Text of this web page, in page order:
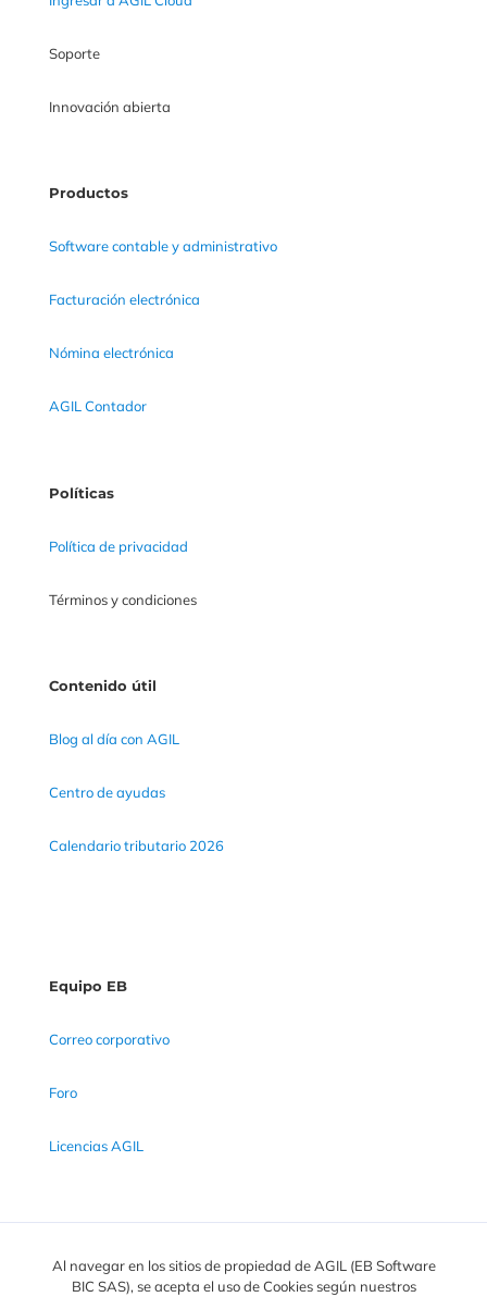
Soporte
Innovación abierta
Productos
Software contable y administrativo
Facturación electrónica
Nómina electrónica
AGIL Contador
Políticas
Política de privacidad
Términos y condiciones
Contenido útil
Blog al día con AGIL
Centro de ayudas
Calendario tributario 2026
Equipo EB
Correo corporativo
Foro
Licencias AGIL
Al navegar en los sitios de propiedad de AGIL (EB Software
BIC SAS), se acepta el uso de Cookies según nuestros